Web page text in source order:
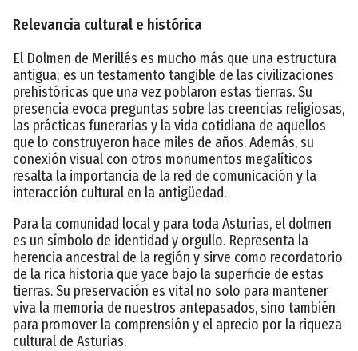
Relevancia cultural e histórica
El Dolmen de Merillés es mucho más que una estructura
antigua; es un testamento tangible de las civilizaciones
prehistóricas que una vez poblaron estas tierras. Su
presencia evoca preguntas sobre las creencias religiosas,
las prácticas funerarias y la vida cotidiana de aquellos
que lo construyeron hace miles de años. Además, su
conexión visual con otros monumentos megalíticos
resalta la importancia de la red de comunicación y la
interacción cultural en la antigüedad.
Para la comunidad local y para toda Asturias, el dolmen
es un símbolo de identidad y orgullo. Representa la
herencia ancestral de la región y sirve como recordatorio
de la rica historia que yace bajo la superficie de estas
tierras. Su preservación es vital no solo para mantener
viva la memoria de nuestros antepasados, sino también
para promover la comprensión y el aprecio por la riqueza
cultural de Asturias.